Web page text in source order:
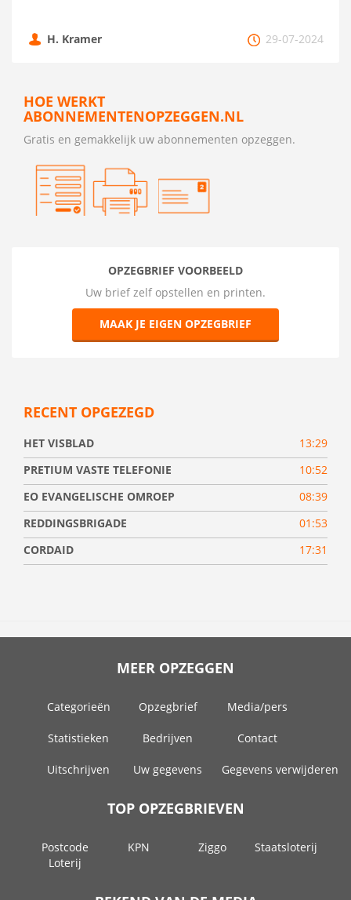
H. Kramer 29-07-2024
HOE WERKT
ABONNEMENTENOPZEGGEN.NL
Gratis en gemakkelijk uw abonnementen opzeggen.
OPZEGBRIEF VOORBEELD
Uw brief zelf opstellen en printen.
MAAK JE EIGEN OPZEGBRIEF
RECENT OPGEZEGD
HET VISBLAD
13:29
PRETIUM VASTE TELEFONIE
10:52
EO EVANGELISCHE OMROEP
08:39
REDDINGSBRIGADE
01:53
CORDAID
17:31
MEER OPZEGGEN
Categorieën Opzegbrief Media/pers
Statistieken Bedrijven Contact
Uitschrijven Uw gegevens Gegevens verwijderen
TOP OPZEGBRIEVEN
Postcode
Loterij
KPN Ziggo Staatsloterij